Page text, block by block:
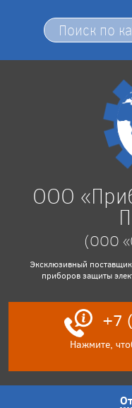
ООО
(ООО
Эксклюзивный
приборов защиты
+7
Нажмите,